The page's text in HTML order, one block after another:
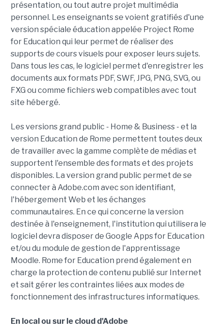
présentation, ou tout autre projet multimédia
personnel. Les enseignants se voient gratifiés d'une
version spéciale éducation appelée Project Rome
for Education qui leur permet de réaliser des
supports de cours visuels pour exposer leurs sujets.
Dans tous les cas, le logiciel permet d'enregistrer les
documents aux formats PDF, SWF, JPG, PNG, SVG, ou
FXG ou comme fichiers web compatibles avec tout
site hébergé.
Les versions grand public - Home & Business - et la
version Education de Rome permettent toutes deux
de travailler avec la gamme complète de médias et
supportent l'ensemble des formats et des projets
disponibles. La version grand public permet de se
connecter à Adobe.com avec son identifiant,
l'hébergement Web et les échanges
communautaires. En ce qui concerne la version
destinée à l'enseignement, l'institution qui utilisera le
logiciel devra disposer de Google Apps for Education
et/ou du module de gestion de l'apprentissage
Moodle. Rome for Education prend également en
charge la protection de contenu publié sur Internet
et sait gérer les contraintes liées aux modes de
fonctionnement des infrastructures informatiques.
En local ou sur le cloud d'Adobe